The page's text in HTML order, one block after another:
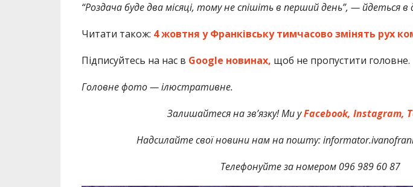
“Роздача буде два місяці, тому не спішіть в перший день”, — йдеться в
Читати також: 4 жовтня у Франківську тимчасово змінять рух
Підписуйтесь на нас в Google новинах, щоб не пропустити головне.
Головне фото — ілюстративне.
Залишайтеся на зв’язку! Ми уFacebook, Instagram,
Надсилайте свої новини нам на пошту:
Телефонуйте за номером 096 989 60 87